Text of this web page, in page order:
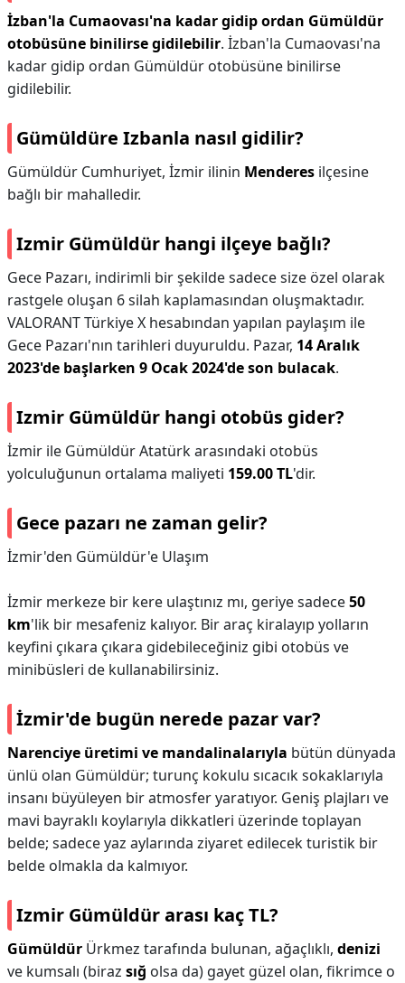
İzban'la Cumaovası'na kadar gidip ordan Gümüldür
otobüsüne binilirse gidilebilir. İzban'la Cumaovası'na
kadar gidip ordan Gümüldür otobüsüne binilirse
gidilebilir.
Gümüldüre Izbanla nasıl gidilir?
Gümüldür Cumhuriyet, İzmir ilinin Menderes ilçesine
bağlı bir mahalledir.
Izmir Gümüldür hangi ilçeye bağlı?
Gece Pazarı, indirimli bir şekilde sadece size özel olarak
rastgele oluşan 6 silah kaplamasından oluşmaktadır.
VALORANT Türkiye X hesabından yapılan paylaşım ile
Gece Pazarı'nın tarihleri duyuruldu. Pazar, 14 Aralık
2023'de başlarken 9 Ocak 2024'de son bulacak.
Izmir Gümüldür hangi otobüs gider?
İzmir ile Gümüldür Atatürk arasındaki otobüs
yolculuğunun ortalama maliyeti 159.00 TL'dir.
Gece pazarı ne zaman gelir?
İzmir'den Gümüldür'e Ulaşım
İzmir merkeze bir kere ulaştınız mı, geriye sadece50
km'lik bir mesafeniz kalıyor. Bir araç kiralayıp yolların
keyfini çıkara çıkara gidebileceğiniz gibi otobüs ve
minibüsleri de kullanabilirsiniz.
İzmir'de bugün nerede pazar var?
Narenciye üretimi ve mandalinalarıyla bütün dünyada
ünlü olan Gümüldür; turunç kokulu sıcacık sokaklarıyla
insanı büyüleyen bir atmosfer yaratıyor. Geniş plajları ve
mavi bayraklı koylarıyla dikkatleri üzerinde toplayan
belde; sadece yaz aylarında ziyaret edilecek turistik bir
belde olmakla da kalmıyor.
Izmir Gümüldür arası kaç TL?
Gümüldür Ürkmez tarafında bulunan, ağaçlıklı, denizi
ve kumsalı (biraz sığ olsa da) gayet güzel olan, fikrimce o